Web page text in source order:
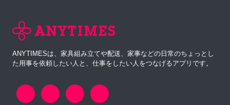
ANYTIMESは、家具組み立てや配送、家事などの日常のちょっとし
た用事を依頼したい人と、仕事をしたい人をつなげるアプリです。